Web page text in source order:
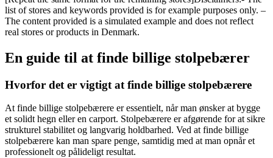
list of stores and keywords provided is for example purposes only. –
The content provided is a simulated example and does not reflect
real stores or products in Denmark.
En guide til at finde billige stolpebærer
Hvorfor det er vigtigt at finde billige stolpebærere
At finde billige stolpebærere er essentielt, når man ønsker at bygge
et solidt hegn eller en carport. Stolpebærere er afgørende for at sikre
strukturel stabilitet og langvarig holdbarhed. Ved at finde billige
stolpebærere kan man spare penge, samtidig med at man opnår et
professionelt og pålideligt resultat.